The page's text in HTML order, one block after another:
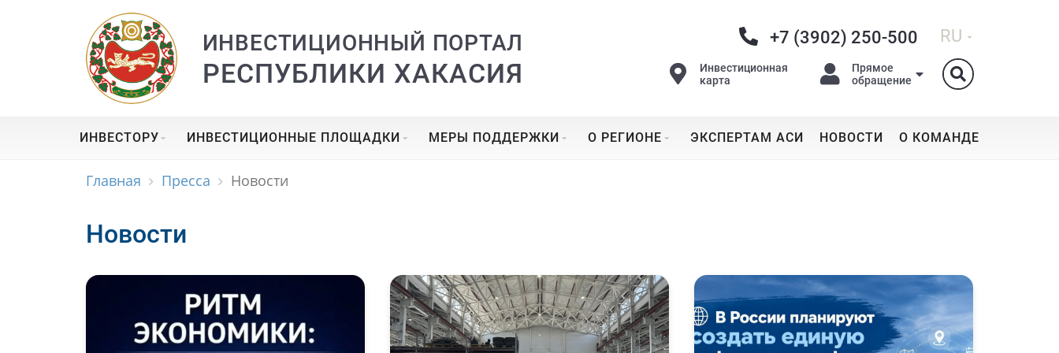
ИНВЕСТИЦИОННЫЙ ПОРТАЛ
РЕСПУБЛИКИ ХАКАСИЯ
+7 (3902) 250-500 RU
Инвестиционная
карта
Прямое
обращение
ИНВЕСТОРУ ИНВЕСТИЦИОННЫЕ ПЛОЩАДКИ МЕРЫ ПОДДЕРЖКИ О РЕГИОНЕ ЭКСПЕРТАМ АСИ НОВОСТИ О КОМАНДЕ
Главная Пресса Новости
Новости